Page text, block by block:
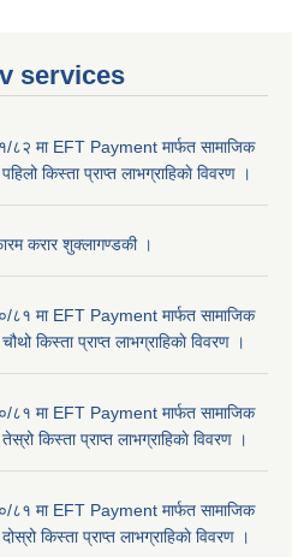
services
मा EFT Payment मार्फत सामाजिक
पहिलो किस्ता प्राप्त लाभग्राहिकाे विवरण ।
करार शुक्लागण्डकी ।
मा EFT Payment मार्फत सामाजिक
चौथो किस्ता प्राप्त लाभग्राहिकाे विवरण ।
मा EFT Payment मार्फत सामाजिक
तेस्रो किस्ता प्राप्त लाभग्राहिकाे विवरण ।
मा EFT Payment मार्फत सामाजिक
दोस्रो किस्ता प्राप्त लाभग्राहिकाे विवरण ।